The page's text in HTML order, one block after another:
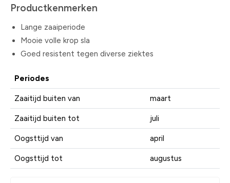
Productkenmerken
Lange zaaiperiode
Mooie volle krop sla
Goed resistent tegen diverse ziektes
Periodes
Zaaitijd buiten van maart
Zaaitijd buiten tot juli
Oogsttijd van april
Oogsttijd tot augustus